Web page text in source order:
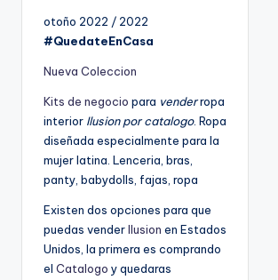
otoño 2022 / 2022
#QuedateEnCasa
Nueva Coleccion
Kits de negocio para venderropa
interior Ilusion por catalogo. Ropa
diseñada especialmente para la
mujer latina. Lenceria, bras,
panty, babydolls, fajas, ropa
Existen dos opciones para que
puedas venderIlusion en Estados
Unidos, la primera es comprando
el Catalogo y quedaras